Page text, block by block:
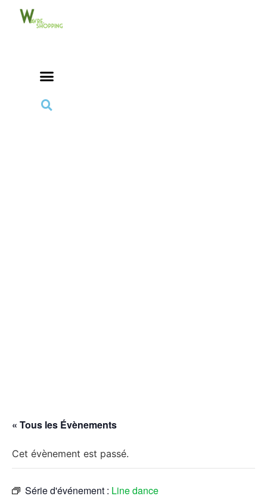
« Tous les Évènements
Cet évènement est passé.
Série d'événement : Line dance